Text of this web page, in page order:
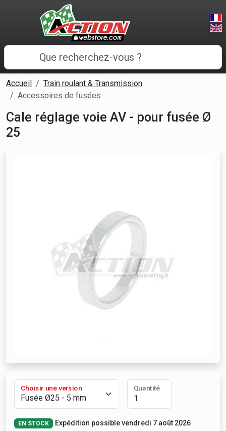
Panneau de gestion des cookies
Accueil
Train roulant & Transmission
Accessoires de fusées
Cale réglage voie AV - pour fusée Ø
25
Choisir une version Quantité
EN STOCK Expédition possible vendredi 7 août 2026